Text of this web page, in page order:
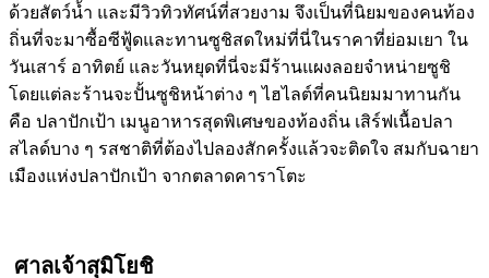
ด้วยสัตว์น้ำ และมีวิวทิวทัศน์ที่สวยงาม จึงเป็นที่นิยมของคนท้อง
ถิ่นที่จะมาซื้อซีฟู้ดและทานซูชิสดใหม่ที่นี่ในราคาที่ย่อมเยา ใน
วันเสาร์ อาทิตย์ และวันหยุดที่นี่จะมีร้านแผงลอยจำหน่ายซูชิ
โดยแต่ละร้านจะปั้นซูชิหน้าต่าง ๆ ไฮไลต์ที่คนนิยมมาทานกัน
คือ ปลาปักเป้า เมนูอาหารสุดพิเศษของท้องถิ่น เสิร์ฟเนื้อปลา
สไลด์บาง ๆ รสชาติที่ต้องไปลองสักครั้งแล้วจะติดใจ สมกับฉายา
เมืองแห่งปลาปักเป้า จากตลาดคาราโตะ
ศาลเจ้าสุมิโยชิ